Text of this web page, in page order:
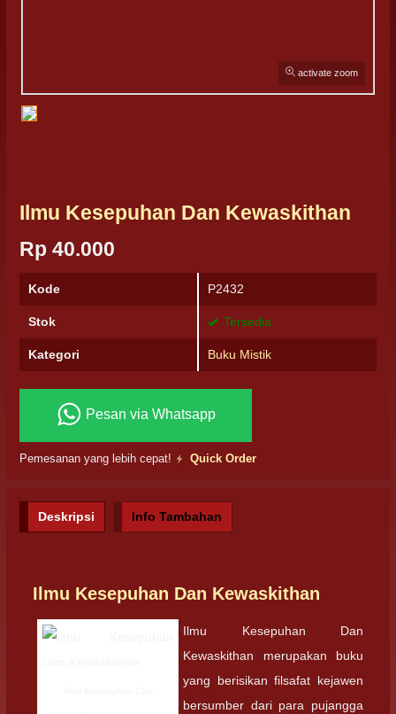
activate zoom
Ilmu Kesepuhan Dan Kewaskithan
Rp 40.000
Kode P2432
Stok Tersedia
Kategori Buku Mistik
Pesan via Whatsapp
Pemesanan yang lebih cepat! Quick Order
Deskripsi Info Tambahan
Ilmu Kesepuhan Dan Kewaskithan
Ilmu Kesepuhan Dan
Kewaskithan merupakan buku
yang berisikan filsafat kejawen
bersumber dari para pujangga